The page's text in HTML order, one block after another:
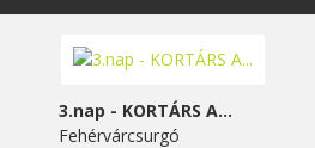
3.nap - KORTÁRS A...
Fehérvárcsurgó